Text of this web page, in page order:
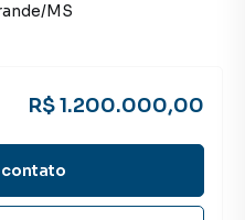
/MS
R$ 1.200.000,00